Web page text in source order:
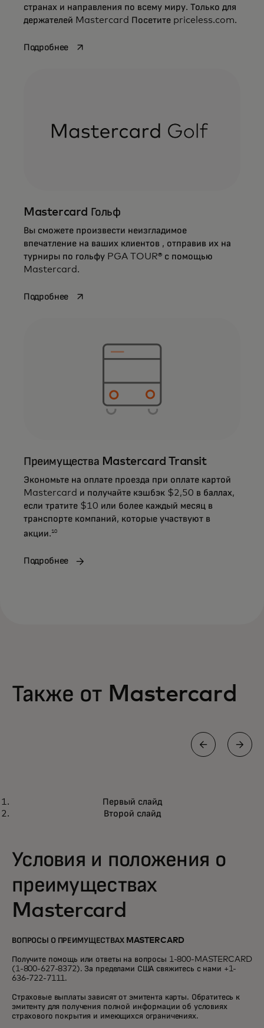
странах и направления по всему миру. Только для
держателей Mastercard Посетите priceless.com.
Подробнееopens in a new tab
Mastercard Гольф
Вы сможете произвести неизгладимое
впечатление на ваших клиентов , отправив их на
турниры по гольфу PGA TOUR® с помощью
Mastercard.
Подробнееopens in a new tab
Преимущества Mastercard Transit
Экономьте на оплате проезда при оплате картой
Mastercard и получайте кэшбэк $2,50 в баллах,
если тратите $10 или более каждый месяц в
транспорте компаний, которые участвуют в
акции. 10
Подробнее
Также от Mastercard
Для любого бизнеса в любой точке
Первый слайд
Второй слайд
Условия и положения о
преимуществах
Mastercard
ВОПРОСЫ О ПРЕИМУЩЕСТВАХ MASTERCARD
Получите помощь или ответы на вопросы 1-800-MASTERCARD
(1-800-627-8372). За пределами США свяжитесь с нами +1-
636-722-7111.
Страховые выплаты зависят от эмитента карты. Обратитесь к
эмитенту для получения полной информации об условиях
страхового покрытия и имеющихся ограничениях.